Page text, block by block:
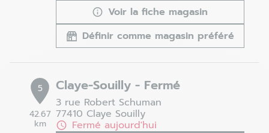
Voir la fiche magasin
Définir comme magasin préféré
5
42.67
km
Claye-Souilly - Fermé
3 rue Robert Schuman
77410 Claye Souilly
Fermé aujourd'hui